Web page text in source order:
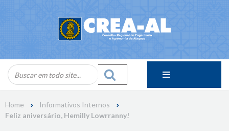
Home
Informativos Internos
Feliz aniversário, Hemilly Lowrranny!